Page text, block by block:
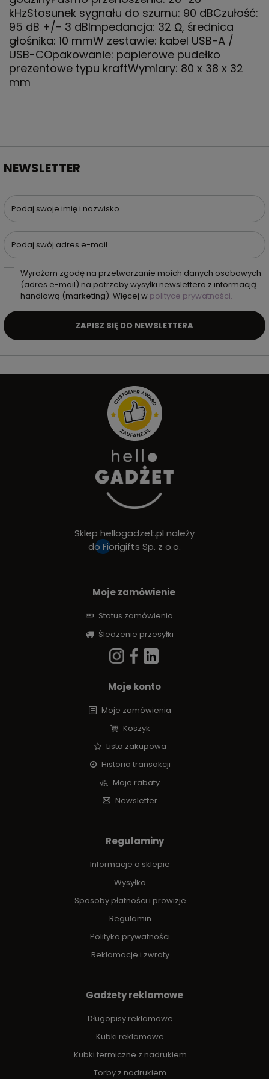
kHzStosunek sygnału do szumu: 90 dBCzułość:
95 dB +/- 3 dBImpedancja: 32 Ω, średnica
głośnika: 10 mmW zestawie: kabel USB-A /
USB-COpakowanie: papierowe pudełko
prezentowe typu kraftWymiary: 80 x 38 x 32
mm
NEWSLETTER
Podaj swoje imię i nazwisko
Podaj swój adres e-mail
Wyrażam zgodę na przetwarzanie moich danych osobowych
(adres e-mail) na potrzeby wysyłki newslettera z informacją
handlową (marketing). Więcej w polityce prywatności.
ZAPISZ SIĘ DO NEWSLETTERA
Sklep hellogadzet.pl należy
do Fiorigifts Sp. z o.o.
Moje zamówienie
Status zamówienia
Śledzenie przesyłki
Moje konto
Moje zamówienia
Koszyk
Lista zakupowa
Historia transakcji
Moje rabaty
Newsletter
Regulaminy
Informacje o sklepie
Wysyłka
Sposoby płatności i prowizje
Regulamin
Polityka prywatności
Reklamacje i zwroty
Gadżety reklamowe
Długopisy reklamowe
Kubki reklamowe
Kubki termiczne z nadrukiem
Torby z nadrukiem